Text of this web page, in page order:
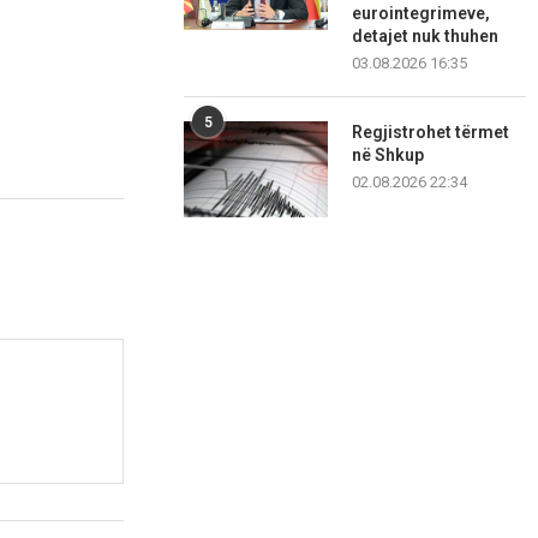
eurointegrimeve,
detajet nuk thuhen
03.08.2026 16:35
5
Regjistrohet tërmet
në Shkup
02.08.2026 22:34